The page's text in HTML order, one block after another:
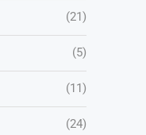
(21)
(5)
(11)
(24)